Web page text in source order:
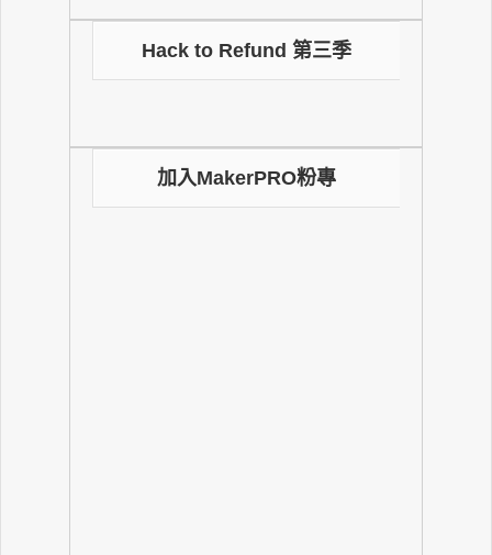
Hack to Refund 第三季
加入MakerPRO粉專